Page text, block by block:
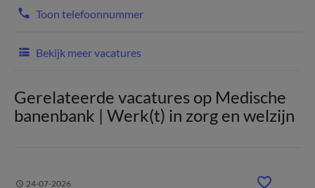
Toon telefoonnummer
Bekijk meer vacatures
Gerelateerde vacatures op Medische
banenbank | Werk(t) in zorg en welzijn
24-07-2026